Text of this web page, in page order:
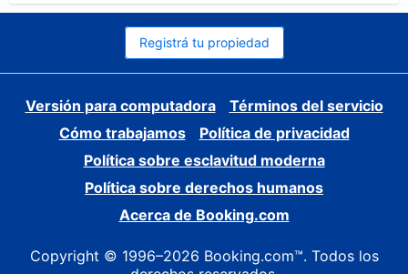
Registrá tu propiedad
Versión para computadora
Términos del servicio
Cómo trabajamos
Política de privacidad
Política sobre esclavitud moderna
Política sobre derechos humanos
Acerca de Booking.com
Copyright © 1996–2026 Booking.com™. Todos los